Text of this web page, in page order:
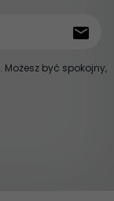
. Możesz być spokojny,